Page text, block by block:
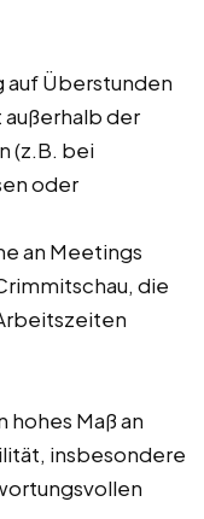
auf Überstunden
der
(z.B. bei
oder
an Meetings
die
Maß an
insbesondere